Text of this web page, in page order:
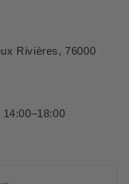
Rivières, 76000